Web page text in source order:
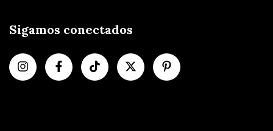
Sigamos conectados